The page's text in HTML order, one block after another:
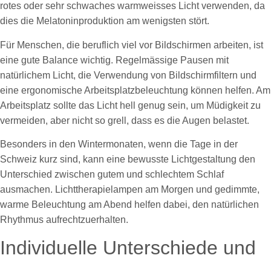
rotes oder sehr schwaches warmweisses Licht verwenden, da
dies die Melatoninproduktion am wenigsten stört.
Für Menschen, die beruflich viel vor Bildschirmen arbeiten, ist
eine gute Balance wichtig. Regelmässige Pausen mit
natürlichem Licht, die Verwendung von Bildschirmfiltern und
eine ergonomische Arbeitsplatzbeleuchtung können helfen. Am
Arbeitsplatz sollte das Licht hell genug sein, um Müdigkeit zu
vermeiden, aber nicht so grell, dass es die Augen belastet.
Besonders in den Wintermonaten, wenn die Tage in der
Schweiz kurz sind, kann eine bewusste Lichtgestaltung den
Unterschied zwischen gutem und schlechtem Schlaf
ausmachen. Lichttherapielampen am Morgen und gedimmte,
warme Beleuchtung am Abend helfen dabei, den natürlichen
Rhythmus aufrechtzuerhalten.
Individuelle Unterschiede und